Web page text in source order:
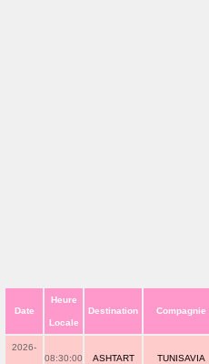
Date
Heure
Locale
Destination Compagnie
2026-
08:30:00 ASHTART TUNISAVIA